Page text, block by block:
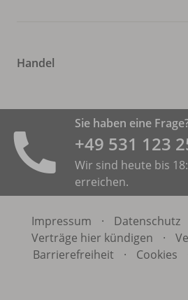
Handel
Sie haben eine
+49 531 ­123
Wir sind heute bis
erreichen.
Impressum · Datenschutz
Verträge hier kündigen
·
Barrierefreiheit
· Cookies